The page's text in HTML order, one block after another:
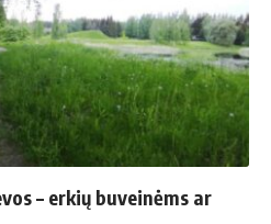
– erkių buveinėms ar